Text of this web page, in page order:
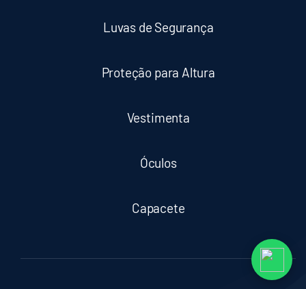
Luvas de Segurança
Proteção para Altura
Vestimenta
Óculos
Capacete